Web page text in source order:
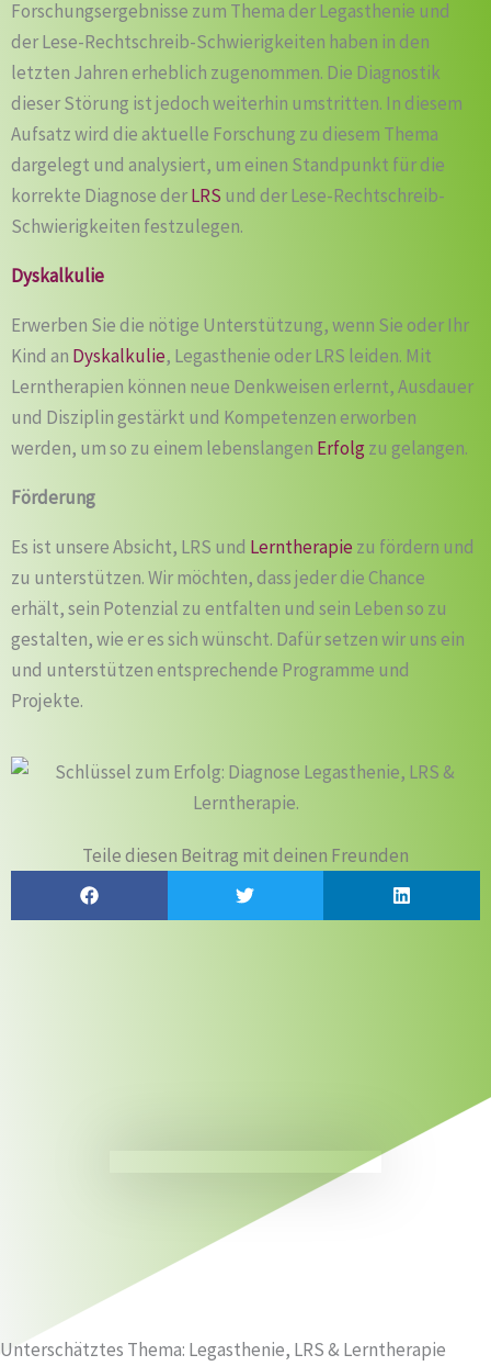
Forschungsergebnisse zum Thema der Legasthenie und
der Lese-Rechtschreib-Schwierigkeiten haben in den
letzten Jahren erheblich zugenommen. Die Diagnostik
dieser Störung ist jedoch weiterhin umstritten. In diesem
Aufsatz wird die aktuelle Forschung zu diesem Thema
dargelegt und analysiert, um einen Standpunkt für die
korrekte Diagnose derLRS und der Lese-Rechtschreib-
Schwierigkeiten festzulegen.
Dyskalkulie
Erwerben Sie die nötige Unterstützung, wenn Sie oder Ihr
Kind an Dyskalkulie, Legasthenie oder LRS leiden. Mit
Lerntherapien können neue Denkweisen erlernt, Ausdauer
und Disziplin gestärkt und Kompetenzen erworben
werden, um so zu einem lebenslangen Erfolgzu gelangen.
Förderung
Es ist unsere Absicht, LRS und Lerntherapie zu fördern und
zu unterstützen. Wir möchten, dass jeder die Chance
erhält, sein Potenzial zu entfalten und sein Leben so zu
gestalten, wie er es sich wünscht. Dafür setzen wir uns ein
und unterstützen entsprechende Programme und
Projekte.
Teile diesen Beitrag mit deinen Freunden
Unterschätztes Thema: Legasthenie, LRS & Lerntherapie